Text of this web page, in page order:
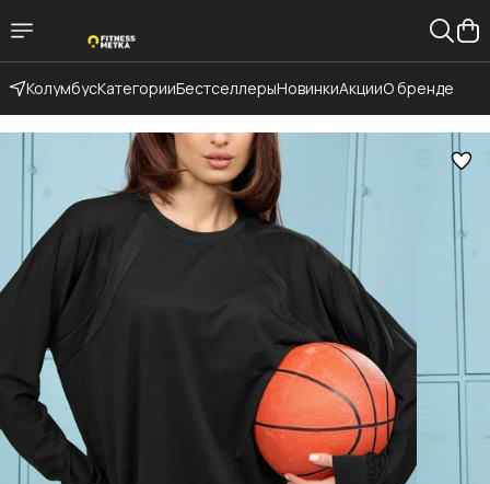
КолумбусКатегорииБестселлерыНовинкиАкцииО бренде